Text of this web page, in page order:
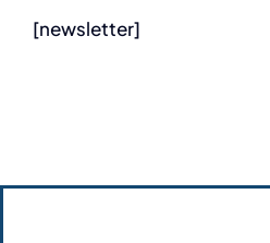
[newsletter]